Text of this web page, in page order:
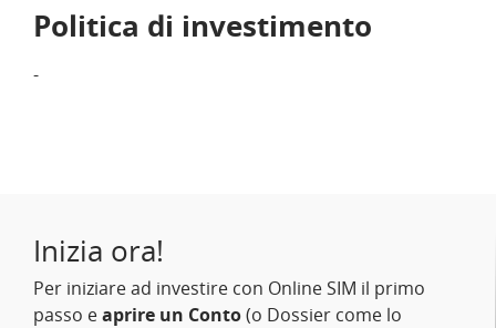
Politica di investimento
-
Inizia ora!
Per iniziare ad investire con Online SIM il primo
passo eaprire un Conto(o Dossier come lo